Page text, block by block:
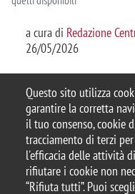
Questo sito utilizza
garantire la corretta
il tuo consenso, cookie
tracciamento di terzi
l'efficacia delle attività
rifiutare i cookie non
“Rifiuta tutti”. Puoi
a cura di Redazione
26/05/2026
© 2025
Piazza
Casella
P.I.